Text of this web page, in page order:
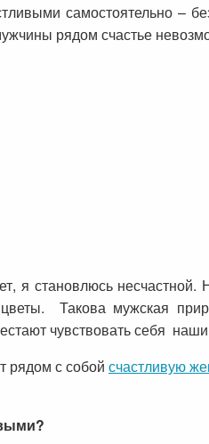
самостоятельно
рядом счастье
я становлюсь
Такова мужская
чувствовать себя
рядом с собой счастливую